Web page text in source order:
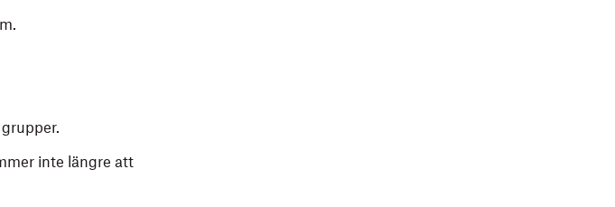
inte längre att